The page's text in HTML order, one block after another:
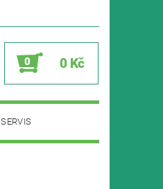
0 0 Kč
SERVIS